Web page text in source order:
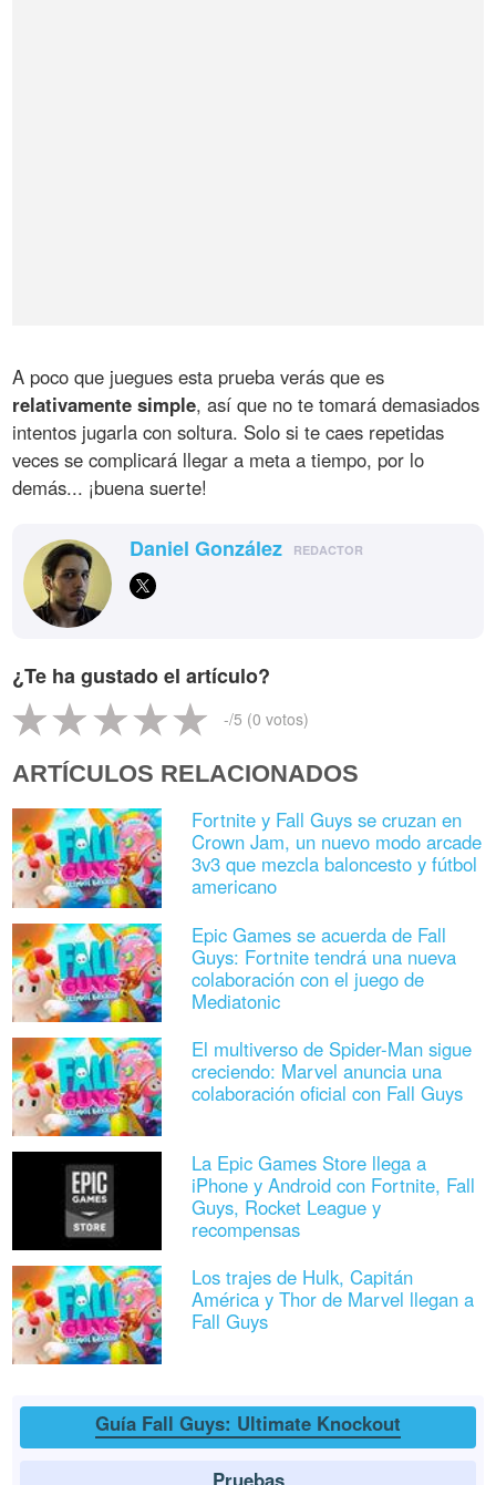
A poco que juegues esta prueba verás que es
relativamente simple, así que no te tomará demasiados
intentos jugarla con soltura. Solo si te caes repetidas
veces se complicará llegar a meta a tiempo, por lo
demás... ¡buena suerte!
Daniel González REDACTOR
¿Te ha gustado el artículo?
-/5 (0 votos)
ARTÍCULOS RELACIONADOS
Fortnite y Fall Guys se cruzan en
Crown Jam, un nuevo modo arcade
3v3 que mezcla baloncesto y fútbol
americano
Epic Games se acuerda de Fall
Guys: Fortnite tendrá una nueva
colaboración con el juego de
Mediatonic
El multiverso de Spider-Man sigue
creciendo: Marvel anuncia una
colaboración oficial con Fall Guys
La Epic Games Store llega a
iPhone y Android con Fortnite, Fall
Guys, Rocket League y
recompensas
Los trajes de Hulk, Capitán
América y Thor de Marvel llegan a
Fall Guys
Guía Fall Guys: Ultimate Knockout
Pruebas